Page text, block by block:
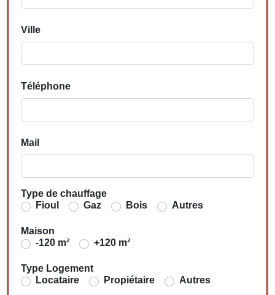
Ville
Téléphone
Mail
Type de chauffage
Fioul
Gaz Bois Autres
Maison
-120 m²
+120 m²
Type Logement
Locataire
Propiétaire Autres